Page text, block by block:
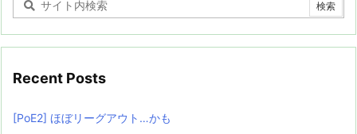
Recent Posts
[PoE2] ほぼリーグアウト…かも